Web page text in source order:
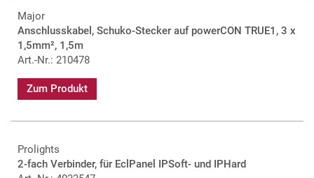
Major
Anschlusskabel, Schuko-Stecker auf powerCON TRUE1, 3 x
1,5mm², 1,5m
Art.-Nr.: 210478
Zum Produkt
Prolights
2-fach Verbinder, für EclPanel IPSoft- und IPHard